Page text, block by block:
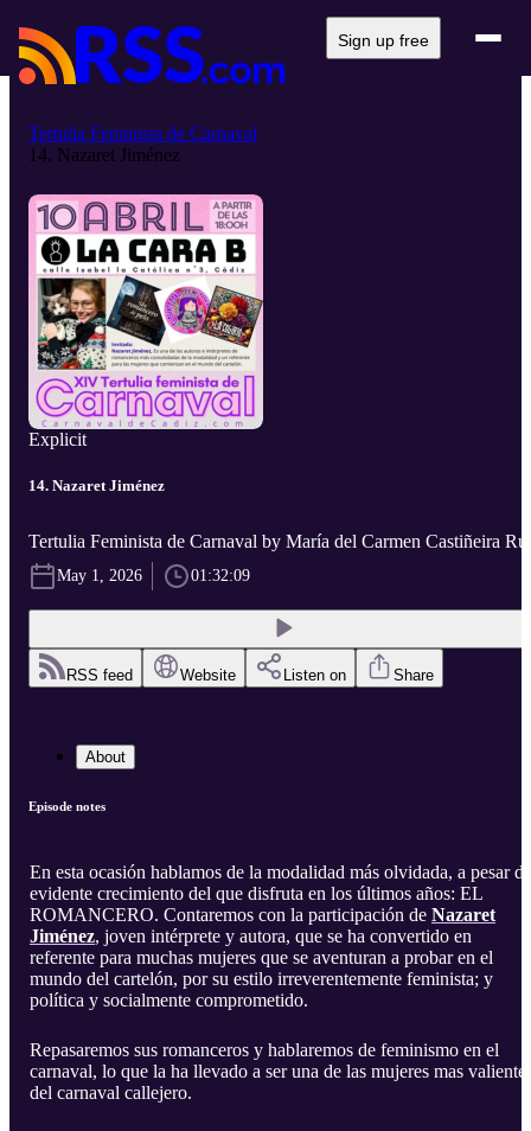
Sign up free
Tertulia Feminista de Carnaval
14. Nazaret Jiménez
Explicit
14. Nazaret Jiménez
Tertulia Feminista de Carnaval by María del Carmen Castiñeira
May 1, 2026 01:32:09
RSS feed Website Listen on Share
About
Episode notes
En esta ocasión hablamos de la modalidad más olvidada, a pesar
evidente crecimiento del que disfruta en los últimos años: EL
ROMANCERO. Contaremos con la participación de Nazaret
Jiménez, joven intérprete y autora, que se ha convertido en
referente para muchas mujeres que se aventuran a probar en el
mundo del cartelón, por su estilo irreverentemente feminista; y
política y socialmente comprometido.
Repasaremos sus romanceros y hablaremos de feminismo en el
carnaval, lo que la ha llevado a ser una de las mujeres mas
del carnaval callejero.